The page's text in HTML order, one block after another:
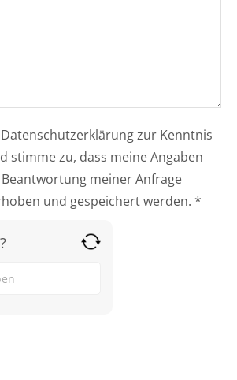
zur Kenntnis
stimme zu, dass meine Angaben
meiner Anfrage
und gespeichert werden. *